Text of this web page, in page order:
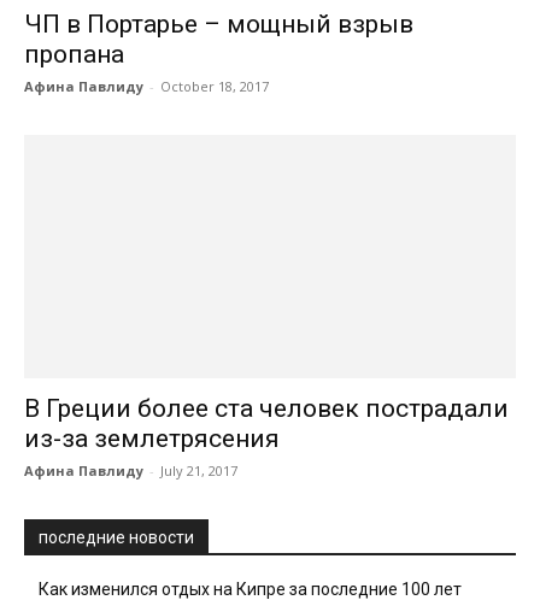
ЧП в Портарье – мощный взрыв
пропана
Афина Павлиду - October 18, 2017
В Греции более ста человек пострадали
из-за землетрясения
Афина Павлиду - July 21, 2017
последние новости
Как изменился отдых на Кипре за последние 100 лет